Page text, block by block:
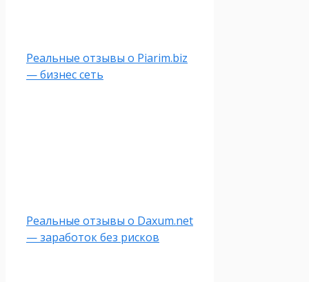
Реальные отзывы о Piarim.biz
— бизнес сеть
Реальные отзывы о Daxum.net
— заработок без рисков